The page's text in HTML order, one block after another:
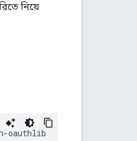
নিয়ে
-oauthlib